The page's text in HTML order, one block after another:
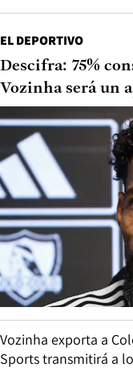
EL DEPORTIVO
Descifra: 75%
Vozinha será un
Vozinha exporta a
Sports transmitirá a